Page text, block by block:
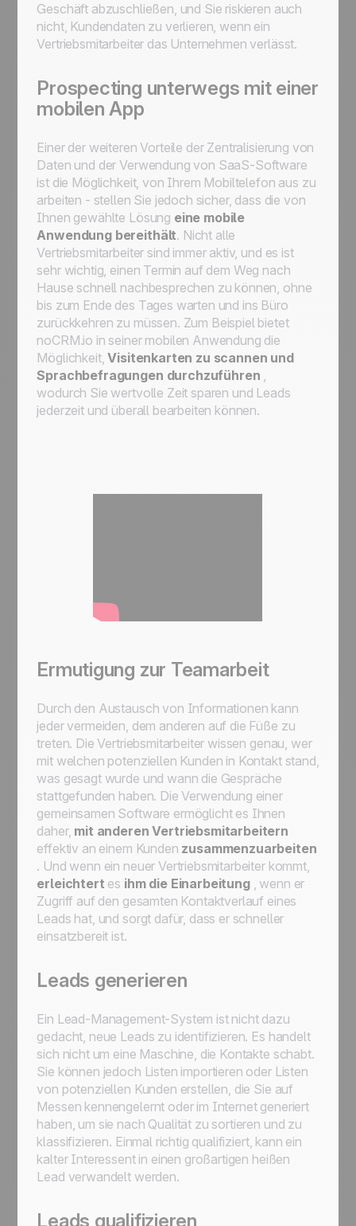
Geschäft abzuschließen, und Sie riskieren auch
nicht, Kundendaten zu verlieren, wenn ein
Vertriebsmitarbeiter das Unternehmen verlässt.
Prospecting unterwegs mit einer
mobilen App
Einer der weiteren Vorteile der Zentralisierung von
Daten und der Verwendung von SaaS-Software
ist die Möglichkeit, von Ihrem Mobiltelefon aus zu
arbeiten - stellen Sie jedoch sicher, dass die von
Ihnen gewählte Lösung eine mobile
Anwendung bereithält. Nicht alle
Vertriebsmitarbeiter sind immer aktiv, und es ist
sehr wichtig, einen Termin auf dem Weg nach
Hause schnell nachbesprechen zu können, ohne
bis zum Ende des Tages warten und ins Büro
zurückkehren zu müssen. Zum Beispiel bietet
noCRM.io in seiner mobilen Anwendung die
Möglichkeit,Visitenkarten zu scannen und
Sprachbefragungen durchzuführen ,
wodurch Sie wertvolle Zeit sparen und Leads
jederzeit und überall bearbeiten können.
Ermutigung zur Teamarbeit
Durch den Austausch von Informationen kann
jeder vermeiden, dem anderen auf die Füße zu
treten. Die Vertriebsmitarbeiter wissen genau, wer
mit welchen potenziellen Kunden in Kontakt stand,
was gesagt wurde und wann die Gespräche
stattgefunden haben. Die Verwendung einer
gemeinsamen Software ermöglicht es Ihnen
daher, mit anderen Vertriebsmitarbeitern
effektiv an einem Kunden zusammenzuarbeiten
. Und wenn ein neuer Vertriebsmitarbeiter kommt,
erleichtert es ihm die Einarbeitung, wenn er
Zugriff auf den gesamten Kontaktverlauf eines
Leads hat, und sorgt dafür, dass er schneller
einsatzbereit ist.
Leads generieren
Ein Lead-Management-System ist nicht dazu
gedacht, neue Leads zu identifizieren. Es handelt
sich nicht um eine Maschine, die Kontakte schabt.
Sie können jedoch Listen importieren oder Listen
von potenziellen Kunden erstellen, die Sie auf
Messen kennengelernt oder im Internet generiert
haben, um sie nach Qualität zu sortieren und zu
klassifizieren. Einmal richtig qualifiziert, kann ein
kalter Interessent in einen großartigen heißen
Lead verwandelt werden.
Leads qualifizieren